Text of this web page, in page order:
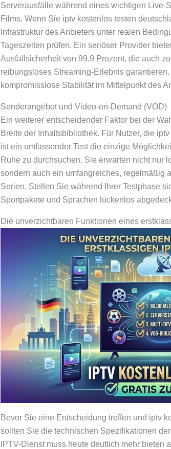
Serverausfälle während eines wichtigen Live-
Films. Wenn Sie iptv kostenlos testen
Infrastruktur des Anbieters unter realen
Tageszeiten prüfen. Ein seriöser Provider
Ausfallsicherheit von 99,9 Prozent, die auch
reibungsloses Streaming-Erlebnis garantieren.
kompromisslose Stabilität im Mittelpunkt des
Senderangebot und Video-on-Demand (VOD)
Ein weiterer entscheidender Faktor bei der
Breite der Inhaltsbibliothek. Für Nutzer, die
ist ein umfassender Test die einzige
Ruhe zu durchsuchen. Sie erwarten nicht nur
sondern auch ein umfangreiches, regelmäßig
Serien. Stellen Sie während Ihrer Testphase
Sportpakete und Sprachen lückenlos
Die unverzichtbaren Funktionen eines
Bevor Sie eine Entscheidung treffen und iptv
sollten Sie die technischen Spezifikationen
IPTV-Dienst muss heute deutlich mehr bieten